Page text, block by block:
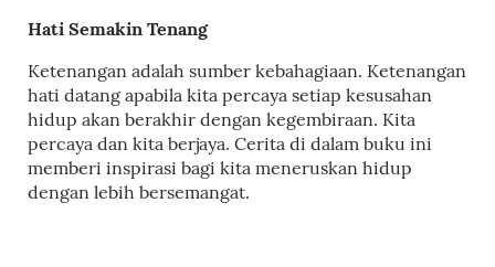
Hati Semakin Tenang
Ketenangan adalah sumber kebahagiaan. Ketenangan
hati datang apabila kita percaya setiap kesusahan
hidup akan berakhir dengan kegembiraan. Kita
percaya dan kita berjaya. Cerita di dalam buku ini
memberi inspirasi bagi kita meneruskan hidup
dengan lebih bersemangat.